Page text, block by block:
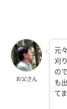
お父さん
元
刈
の
も
て